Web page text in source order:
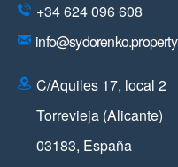
+34 624 096 608
info@sydorenko.property
C/Aquiles 17, local 2
Torrevieja (Alicante)
03183, España